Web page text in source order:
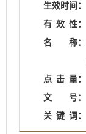
生效时间：
有 效 性：
名
称：
点 击 量：
文
号：
关 键 词：